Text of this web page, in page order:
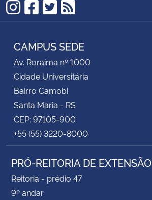
Instagram
Facebook
Twitter
RSS
CAMPUS SEDE
Av. Roraima nº 1000
Cidade Universitária
Bairro Camobi
Santa Maria - RS
CEP: 97105-900
+55 (55) 3220-8000
PRÓ-REITORIA DE
Reitoria - prédio 47
9º andar